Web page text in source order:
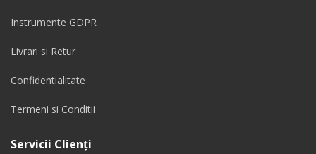
Instrumente GDPR
Livrari si Retur
Confidentialitate
Termeni si Conditii
Servicii Clienţi